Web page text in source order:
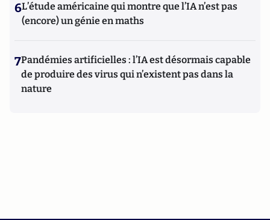
6L’étude américaine qui montre que l’IA n’est pas
(encore) un génie en maths
7Pandémies artificielles : l’IA est désormais capable
de produire des virus qui n’existent pas dans la
nature